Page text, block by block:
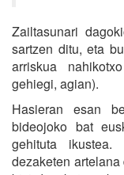
Zailtasunari
sartzen ditu, eta
arriskua
gehiegi, agian).
Hasieran esan
bideojoko bat
gehituta
dezaketen